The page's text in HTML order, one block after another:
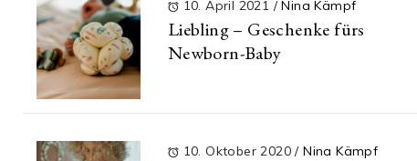
10. April 2021 / Nina Kämpf
Liebling – Geschenke fürs
Newborn-Baby
10. Oktober 2020/ Nina Kämpf